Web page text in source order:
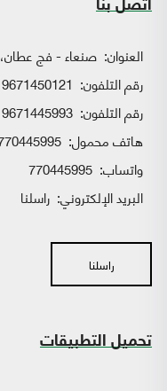
اتصل بنا
العنوان: صنعاء - فج
رقم التلفون: 9671450121
رقم التلفون: 9671445993
هاتف محمول:
واتساب:
البريد الإلكتروني: راسلنا
راسلنا
تحميل التطبيقات